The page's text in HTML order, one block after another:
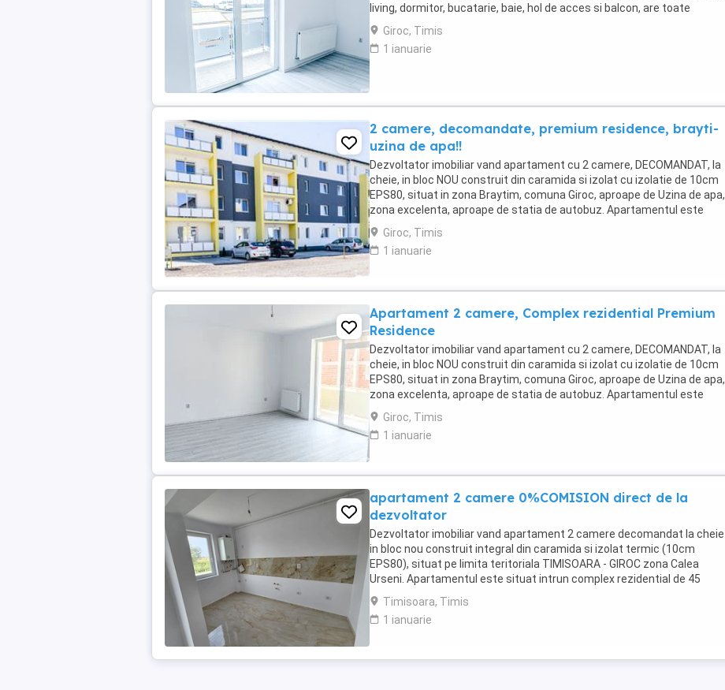
living, dormitor, bucatarie, baie, hol de acces si balcon, are toate
utilitatile incluse apa,gaz,canal,curent. ...
Giroc, Timis
1 ianuarie
2 camere, decomandate, premium residence, brayti-
uzina de apa!!
Dezvoltator imobiliar vand apartament cu 2 camere, DECOMANDAT, la
cheie, in bloc NOU construit din caramida si izolat cu izolatie de 10cm
EPS80, situat in zona Braytim, comuna Giroc, aproape de Uzina de apa,
zona excelenta, aproape de statia de autobuz. Apartamentul este
compus din living, balcon, ...
Giroc, Timis
1 ianuarie
Apartament 2 camere, Complex rezidential Premium
Residence
Dezvoltator imobiliar vand apartament cu 2 camere, DECOMANDAT, la
cheie, in bloc NOU construit din caramida si izolat cu izolatie de 10cm
EPS80, situat in zona Braytim, comuna Giroc, aproape de Uzina de apa,
zona excelenta, aproape de statia de autobuz. Apartamentul este
compartimentat astfel: hol ...
Giroc, Timis
1 ianuarie
apartament 2 camere 0%COMISION direct de la
dezvoltator
Dezvoltator imobiliar vand apartament 2 camere decomandat la cheie
in bloc nou construit integral din caramida si izolat termic (10cm
EPS80), situat pe limita teritoriala TIMISOARA - GIROC zona Calea
Urseni. Apartamentul este situat intrun complex rezidential de 45
blocuri cu parc privat . Apartamentul ...
Timisoara, Timis
1 ianuarie